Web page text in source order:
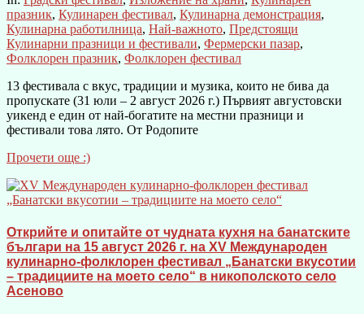
празник, Кулинарен фестивал, Кулинарна демонстрация,
Кулинарна работилница, Най-важното, Предстоящи
Кулинарни празници и фестивали, Фермерски пазар,
Фолклорен празник, Фолклорен фестивал
13 фестивала с вкус, традиции и музика, които не бива да
пропускате (31 юли – 2 август 2026 г.) Първият августовски
уикенд е един от най-богатите на местни празници и
фестивали това лято. От Родопите
Прочети още :)
Открийте и опитайте от чудната кухня на банатските
българи на 15 август 2026 г. на XV Международен
кулинарно-фолклорен фестивал „Банатски вкусотии
– традициите на моето село“ в никополското село
Асеново